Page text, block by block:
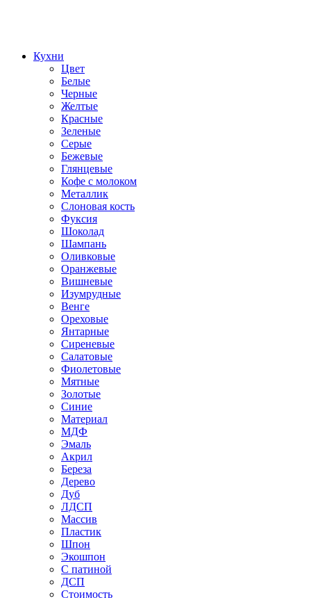
Кухни
Цвет
Белые
Черные
Желтые
Красные
Зеленые
Серые
Бежевые
Глянцевые
Кофе с молоком
Металлик
Слоновая кость
Фуксия
Шоколад
Шампань
Оливковые
Оранжевые
Вишневые
Изумрудные
Венге
Ореховые
Янтарные
Сиреневые
Салатовые
Фиолетовые
Мятные
Золотые
Синие
Материал
МДФ
Эмаль
Акрил
Береза
Дерево
Дуб
ЛДСП
Массив
Пластик
Шпон
Экошпон
С патиной
ДСП
Стоимость